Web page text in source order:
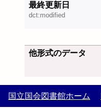
最終更新日
dct:modified
他形式のデータ
国立国会図書館ホーム